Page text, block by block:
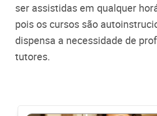
ser assistidas em qualquer
pois os cursos são
dispensa a necessidade de
tutores.